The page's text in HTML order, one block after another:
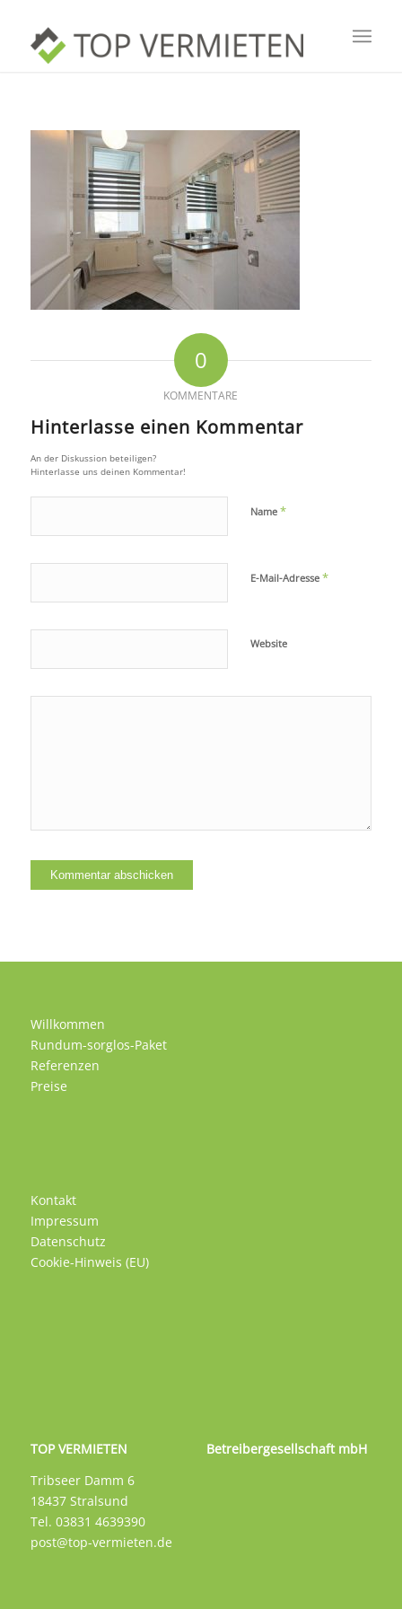
0
KOMMENTARE
Hinterlasse einen Kommentar
An der Diskussion beteiligen?
Hinterlasse uns deinen Kommentar!
Name *
E-Mail-Adresse *
Website
Willkommen
Rundum-sorglos-Paket
Referenzen
Preise
Kontakt
Impressum
Datenschutz
Cookie-Hinweis (EU)
TOP VERMIETEN Betreibergesellschaft mbH
Tribseer Damm 6
18437 Stralsund
Tel. 03831 4639390
post@top-vermieten.de